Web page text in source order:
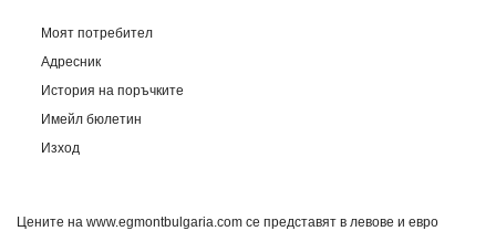
Моят потребител
Адресник
История на поръчките
Имейл бюлетин
Изход
Цените на www.egmontbulgaria.com се представят в левове и евро